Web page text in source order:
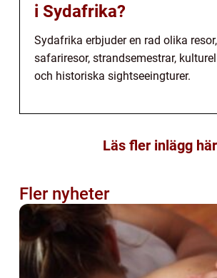
i Sydafrika?
Sydafrika erbjuder en rad olika
safariresor, strandsemestrar,
och historiska sightseeingturer.
Läs fler inlägg här
Fler nyheter